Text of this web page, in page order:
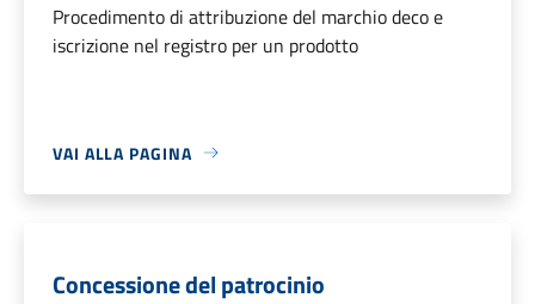
Procedimento di attribuzione del marchio deco e
iscrizione nel registro per un prodotto
VAI ALLA PAGINA
Concessione del patrocinio